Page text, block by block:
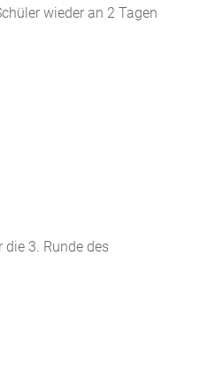
wieder an 2 Tagen
3. Runde des